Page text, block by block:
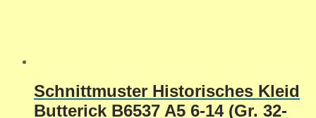
Schnittmuster Historisches Kleid
Butterick B6537 A5 6-14 (Gr. 32-